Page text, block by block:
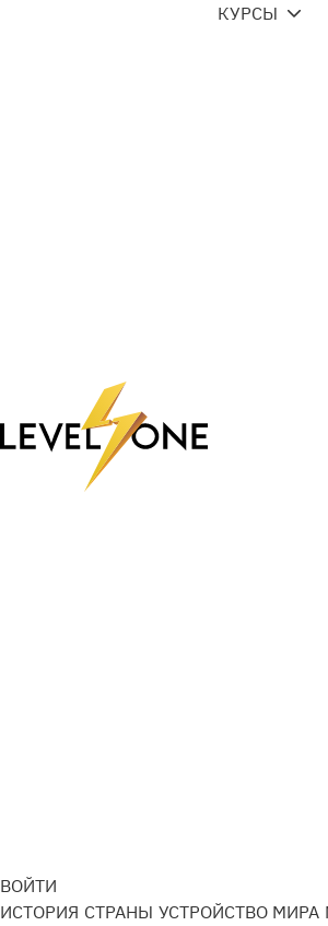
ВОЙТИ
КУРСЫ
ИСТОРИЯ СТРАНЫ УСТРОЙСТВО МИРА